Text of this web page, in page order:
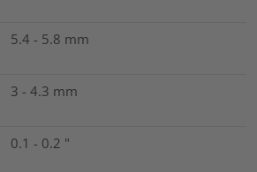
5.4 - 5.8 mm
3 - 4.3 mm
0.1 - 0.2 "